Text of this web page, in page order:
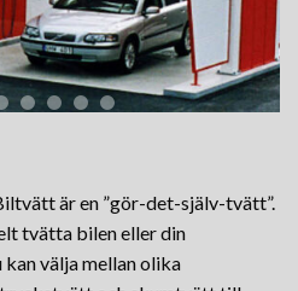
är en ”gör-det-själv-tvätt”.
tvätta bilen eller din
välja mellan olika